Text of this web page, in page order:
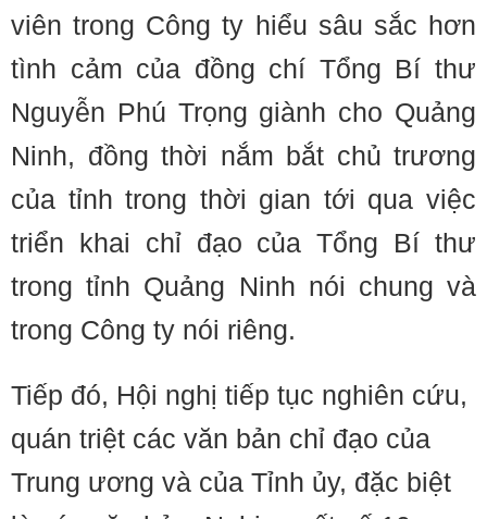
viên trong Công ty hiểu sâu sắc hơn
tình cảm của đồng chí Tổng Bí thư
Nguyễn Phú Trọng giành cho Quảng
Ninh, đồng thời nắm bắt chủ trương
của tỉnh trong thời gian tới qua việc
triển khai chỉ đạo của Tổng Bí thư
trong tỉnh Quảng Ninh nói chung và
trong Công ty nói riêng.
Tiếp đó, Hội nghị tiếp tục nghiên cứu,
quán triệt các văn bản chỉ đạo của
Trung ương và của Tỉnh ủy, đặc biệt